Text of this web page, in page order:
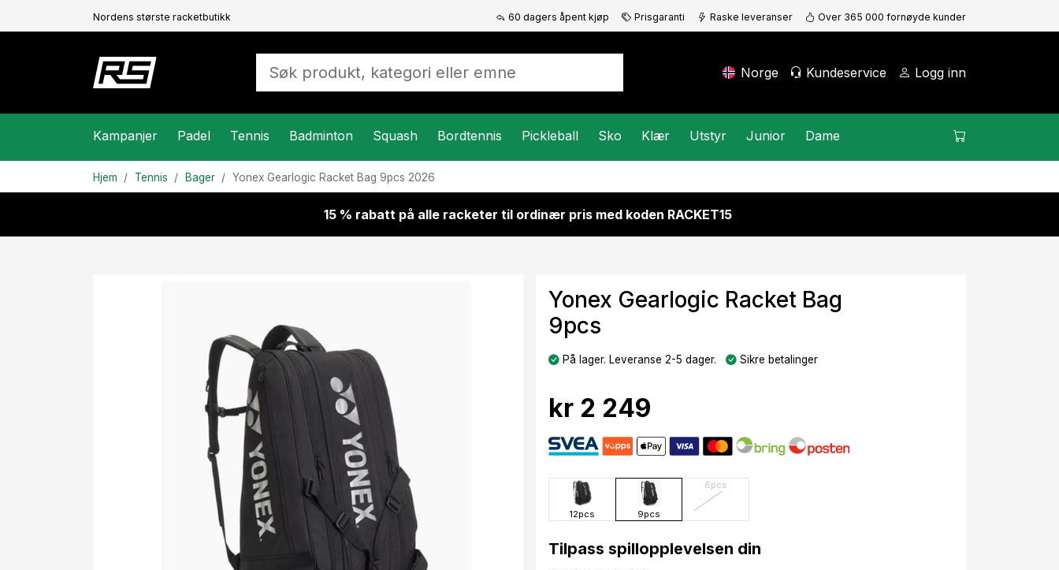
Nordens største racketbutikk 60 dagers åpent kjøp Prisgaranti Raske leveranser Over 365 000 fornøyde kunder
Norge Kundeservice Logg inn
Kampanjer Padel Tennis Badminton Squash Bordtennis Pickleball Sko Klær Utstyr Junior Dame
Hjem Tennis Bager Yonex Gearlogic Racket Bag 9pcs 2026
15 % rabatt på alle racketer til ordinær pris med koden RACKET15
Yonex Gearlogic Racket Bag
9pcs
På lager. Leveranse 2-5 dager. Sikre betalinger
kr 2 249
12pcs 9pcs
6pcs
Tilpass spillopplevelsen din